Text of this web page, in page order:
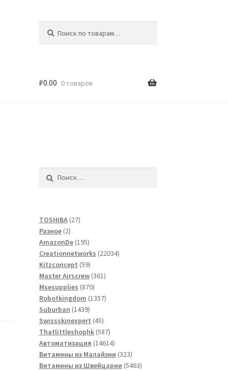
₽0.00 0 товаров
Найти:
TOSHIBA 2727
Разное 22
товара
AmazonDe 195195
товаров
Creationnetworks 2203422034
Kitzconcept 5959
товаров
Master Airscrew 361361
Msesupplies 870870
товаров
Robotkingdom 13571357
Suburban 14391439
товаров
Swissskinexpert 4545
товаров
Thatlittleshophk 587587
товаров
Автоматизация 1461414614
товаров
Витамины из Малайзии 323323
товара
Витамины из Швейцарии 54635463